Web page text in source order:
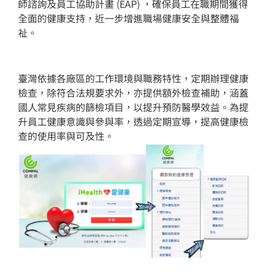
師諮詢及員工協助計畫 (EAP) ，確保員工在職期間獲得
全面的健康支持，近一步增進職場健康安全與整體福
祉。
臺灣依據各廠區的工作環境與職務特性，定期辦理健康
檢查，除符合法規要求外，亦提供額外檢查補助，涵蓋
國人常見疾病的篩檢項目，以提升預防醫學效益。為提
升員工健康意識與參與率，透過定期宣導，提高健康檢
查的使用率與可及性。